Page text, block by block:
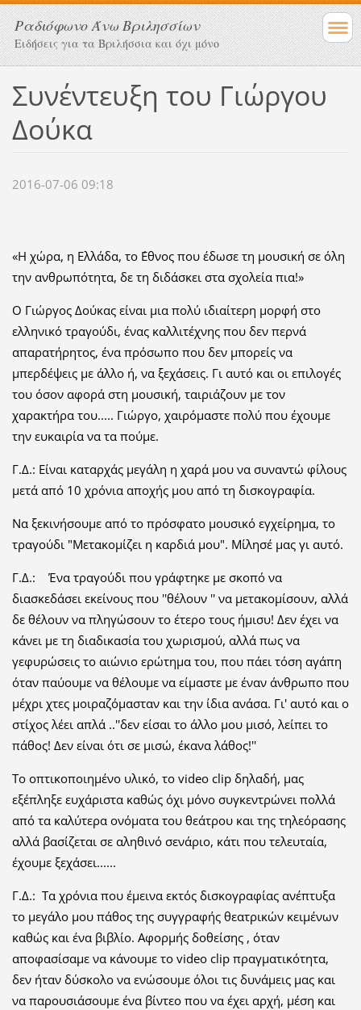
Ραδιόφωνο Άνω Βριλησσίων
Ειδήσεις για τα Βριλήσσια και όχι μόνο
Συνέντευξη του Γιώργου
Δούκα
2016-07-06 09:18
«Η χώρα, η Ελλάδα, το ΄Εθνος που έδωσε τη μουσική σε όλη
την ανθρωπότητα, δε τη διδάσκει στα σχολεία πια!»
Ο Γιώργος Δούκας είναι μια πολύ ιδιαίτερη μορφή στο
ελληνικό τραγούδι, ένας καλλιτέχνης που δεν περνά
απαρατήρητος, ένα πρόσωπο που δεν μπορείς να
μπερδέψεις με άλλο ή, να ξεχάσεις. Γι αυτό και οι επιλογές
του όσον αφορά στη μουσική, ταιριάζουν με τον
χαρακτήρα του..... Γιώργο, χαιρόμαστε πολύ που έχουμε
την ευκαιρία να τα πούμε.
Γ.Δ.: Είναι καταρχάς μεγάλη η χαρά μου να συναντώ φίλους
μετά από 10 χρόνια αποχής μου από τη δισκογραφία.
Να ξεκινήσουμε από το πρόσφατο μουσικό εγχείρημα, το
τραγούδι "Μετακομίζει η καρδιά μου". Μίλησέ μας γι αυτό.
Γ.Δ.: Ένα τραγούδι που γράφτηκε με σκοπό να
διασκεδάσει εκείνους που ''θέλουν '' να μετακομίσουν, αλλά
δε θέλουν να πληγώσουν το έτερο τους ήμισυ! Δεν έχει να
κάνει με τη διαδικασία του χωρισμού, αλλά πως να
γεφυρώσεις το αιώνιο ερώτημα του, που πάει τόση αγάπη
όταν παύουμε να θέλουμε να είμαστε με έναν άνθρωπο που
μέχρι χτες μοιραζόμασταν και την ίδια ανάσα. Γι' αυτό και ο
στίχος λέει απλά ..''δεν είσαι το άλλο μου μισό, λείπει το
πάθος! Δεν είναι ότι σε μισώ, έκανα λάθος!''
Το οπτικοποιημένο υλικό, το video clip δηλαδή, μας
εξέπληξε ευχάριστα καθώς όχι μόνο συγκεντρώνει πολλά
από τα καλύτερα ονόματα του θεάτρου και της τηλεόρασης
αλλά βασίζεται σε αληθινό σενάριο, κάτι που τελευταία,
έχουμε ξεχάσει......
Γ.Δ.: Τα χρόνια που έμεινα εκτός δισκογραφίας ανέπτυξα
το μεγάλο μου πάθος της συγγραφής θεατρικών κειμένων
καθώς και ένα βιβλίο. Αφορμής δοθείσης , όταν
αποφασίσαμε να κάνουμε το video clip πραγματικότητα,
δεν ήταν δύσκολο να ενώσουμε όλοι τις δυνάμεις μας και
να παρουσιάσουμε ένα βίντεο που να έχει αρχή, μέση και